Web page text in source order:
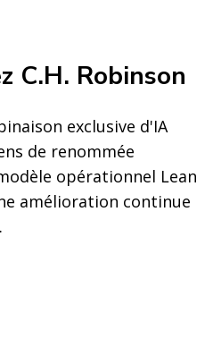
C.H. Robinson
exclusive d'IA
de renommée
opérationnel Lean
amélioration continue